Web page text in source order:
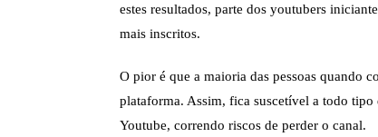
estes resultados, parte dos youtubers
mais inscritos.
O pior é que a maioria das pessoas quando
plataforma. Assim, fica suscetível a todo tipo
Youtube, correndo riscos de perder o canal.